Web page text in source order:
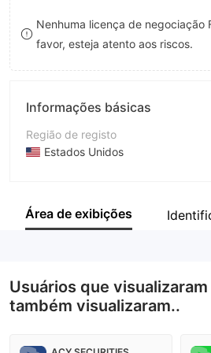
8
9
Nenhuma licença de negociação
favor, esteja atento aos riscos.
Informações básicas
Região de registo
Estados Unidos
Empresa
Área de exibições
Usuários que visualizaram
também visualizaram..